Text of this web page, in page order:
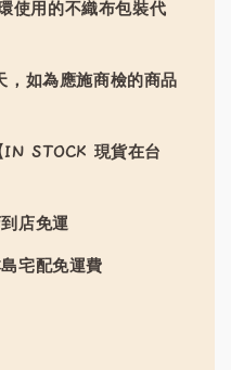
使用的不織布包裝代
如為應施商檢的商品
STOCK 現貨在台
店免運
宅配免運費